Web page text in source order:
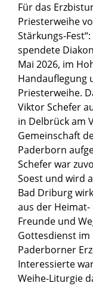
Für das
Priesterweihe
Stärkungs-
spendete
Mai 2026, im
Handauflegung
Priesterweihe.
Viktor Schefer
in Delbrück am
Gemeinschaft
Paderborn
Schefer war
Soest und wird
Bad Driburg
aus der
Freunde und
Gottesdienst
Paderborner
Interessierte
Weihe-Liturgie